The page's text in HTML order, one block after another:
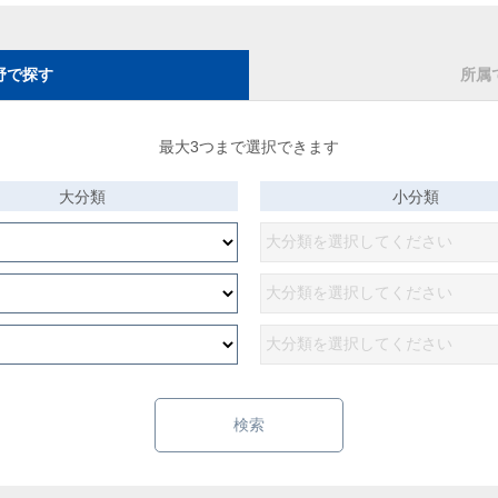
で探す 所属
最大3つまで選択できます
大分類 小分類
検索